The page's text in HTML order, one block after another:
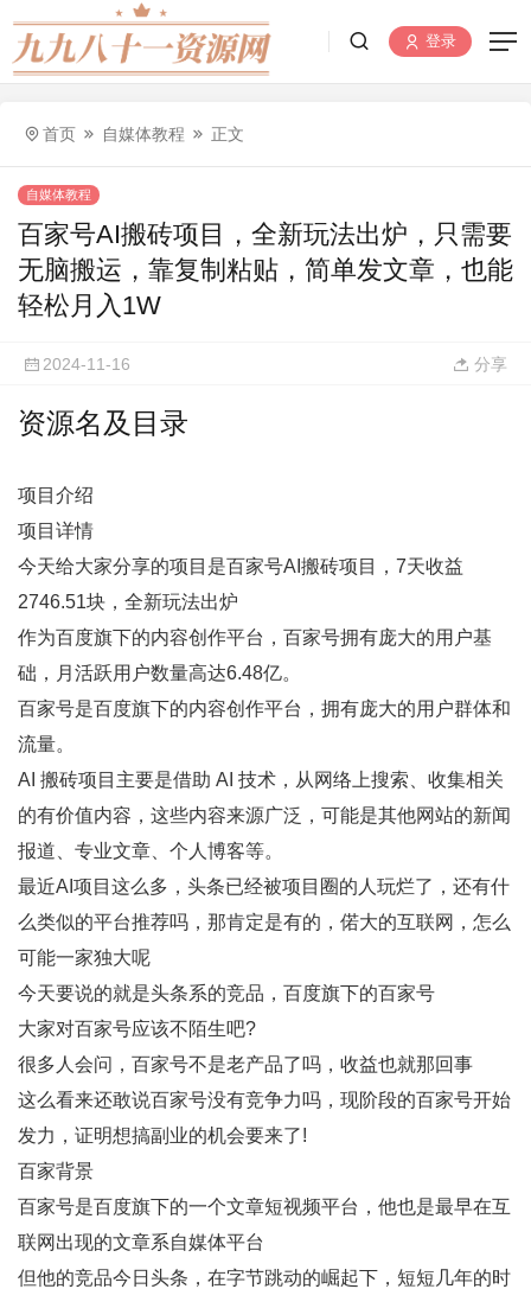
登录
首页 自媒体教程 正文
自媒体教程
百家号AI搬砖项目，全新玩法出炉，只需要
无脑搬运，靠复制粘贴，简单发文章，也能
轻松月入1W
2024-11-16 分享
资源名及目录
项目介绍
项目详情
今天给大家分享的项目是百家号AI搬砖项目，7天收益
2746.51块，全新玩法出炉
作为百度旗下的内容创作平台，百家号拥有庞大的用户基
础，月活跃用户数量高达6.48亿。
百家号是百度旗下的内容创作平台，拥有庞大的用户群体和
流量。
AI 搬砖项目主要是借助 AI 技术，从网络上搜索、收集相关
的有价值内容，这些内容来源广泛，可能是其他网站的新闻
报道、专业文章、个人博客等。
最近AI项目这么多，头条已经被项目圈的人玩烂了，还有什
么类似的平台推荐吗，那肯定是有的，偌大的互联网，怎么
可能一家独大呢
今天要说的就是头条系的竞品，百度旗下的百家号
大家对百家号应该不陌生吧?
很多人会问，百家号不是老产品了吗，收益也就那回事
这么看来还敢说百家号没有竞争力吗，现阶段的百家号开始
发力，证明想搞副业的机会要来了!
百家背景
百家号是百度旗下的一个文章短视频平台，他也是最早在互
联网出现的文章系自媒体平台
但他的竞品今日头条，在字节跳动的崛起下，短短几年的时